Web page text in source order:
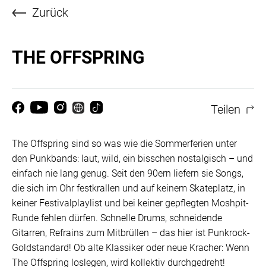
Zurück
THE OFFSPRING
Teilen
The Offspring sind so was wie die Sommerferien unter
den Punkbands: laut, wild, ein bisschen nostalgisch – und
einfach nie lang genug. Seit den 90ern liefern sie Songs,
die sich im Ohr festkrallen und auf keinem Skateplatz, in
keiner Festivalplaylist und bei keiner gepflegten Moshpit-
Runde fehlen dürfen. Schnelle Drums, schneidende
Gitarren, Refrains zum Mitbrüllen – das hier ist Punkrock-
Goldstandard! Ob alte Klassiker oder neue Kracher: Wenn
The Offspring loslegen, wird kollektiv durchgedreht!